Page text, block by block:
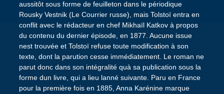
aussitôt sous forme de feuilleton dans le périodique
Rousky Vestnik (Le Courrier russe), mais Tolstoï entra en
conflit avec le rédacteur en chef Mikhaïl Katkov à propos
du contenu du dernier épisode, en 1877. Aucune issue
nest trouvée et Tolstoï refuse toute modification à son
texte, dont la parution cesse immédiatement. Le roman ne
parut donc dans son intégralité quà sa publication sous la
forme dun livre, qui a lieu lanné suivante. Paru en France
pour la première fois en 1885, Anna Karénine marque